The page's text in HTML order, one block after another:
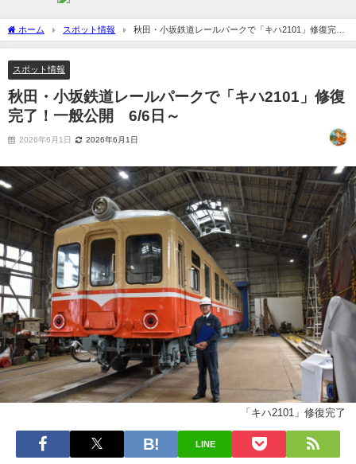
ホーム スポット情報
秋田・小坂鉄道レールパークで「キハ2101」修復完
了！一般公開 6/6日～
スポット情報
秋田・小坂鉄道レールパークで「キハ2101」修復
完了！一般公開 6/6日～
2026年6月1日 2026年6月1日
「キハ2101」修復完了
LINE